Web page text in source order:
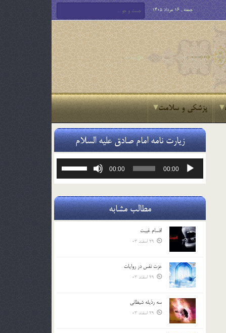
جمعه , 16 مرداد 1405
پزشکی و سلامت
زیارت نامه امام صادق علیه السلام
پخش‌کننده
00:00
00:00
یا
صدا
کلیدهای
مطالب مشابه
اقسام غيبت
29 اسفند 03
عزت نفس در روايات
29 اسفند 03
سه رذیله شیطانی
29 اسفند 03